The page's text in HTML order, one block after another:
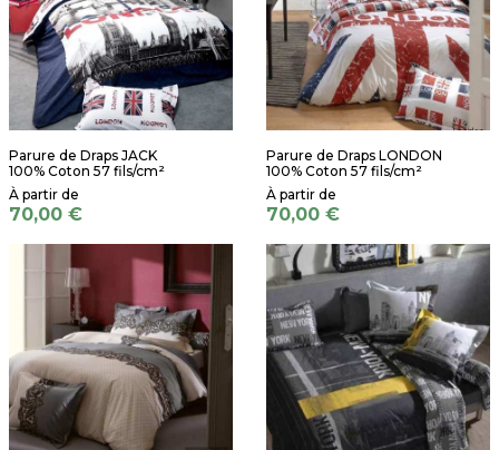
Parure de Draps JACK
100% Coton 57 fils/cm²
70,00 €
Parure de Draps LONDON
100% Coton 57 fils/cm²
70,00 €